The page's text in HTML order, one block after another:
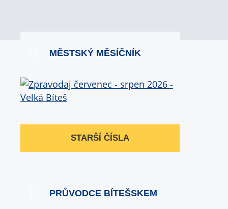
MĚSTSKÝ MĚSÍČNÍK
STARŠÍ ČÍSLA
PRŮVODCE BÍTEŠSKEM